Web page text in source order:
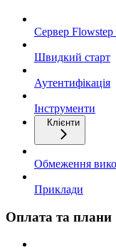
Сервер
Швидкий старт
Аутентифікація
Інструменти
Клієнти
Обмеження
Приклади
Оплата та плани